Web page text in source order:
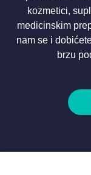
kozmetici,
medicinskim
nam se i
brzu